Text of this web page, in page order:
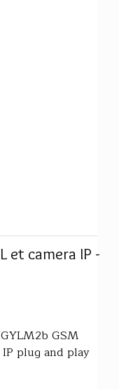
et camera IP -
GSM
plug and play